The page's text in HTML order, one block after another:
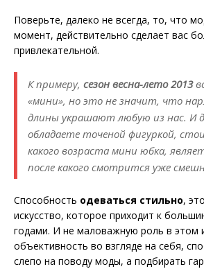
Поверьте, далеко не всегда, то, что
момент, действительно сделает вас
привлекательной.
К примеру, сезон весна-лето 2013
«мини», но это не значит, что
длины украшают любую из нас. И
обладаете точеной фигуркой,
какого возраста мини юбка,
после какого смотрится уже
Способность одеваться стильно,
искусство, которое приходит к
годами. И не маловажную роль в этом
объективность во взгляде на себя,
слепо на поводу моды, а подбирать